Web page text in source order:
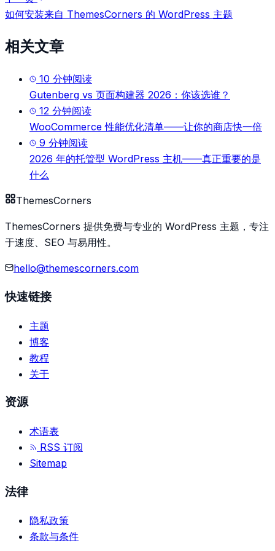
如何安装来自 ThemesCorners 的 WordPress 主题
相关文章
10 分钟阅读
Gutenberg vs 页面构建器 2026：你该选谁？
12 分钟阅读
WooCommerce 性能优化清单——让你的商店快一倍
9 分钟阅读
2026 年的托管型 WordPress 主机——真正重要的是
什么
ThemesCorners
ThemesCorners 提供免费与专业的 WordPress 主题，专注
于速度、SEO 与易用性。
hello@themescorners.com
快速链接
主题
博客
教程
关于
资源
术语表
RSS 订阅
Sitemap
法律
隐私政策
条款与条件